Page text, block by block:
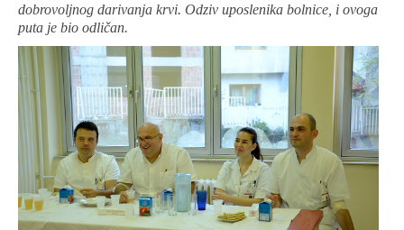
dobrovoljnog darivanja krvi. Odziv uposlenika bolnice, i ovoga
puta je bio odličan.